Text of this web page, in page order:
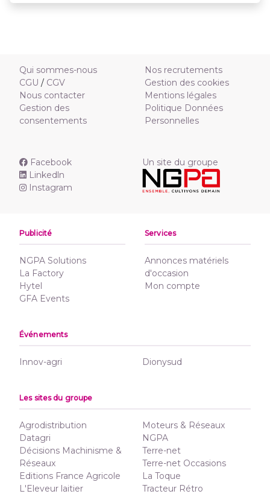
Qui sommes-nous
CGU / CGV
Nous contacter
Gestion des
consentements
Nos recrutements
Gestion des cookies
Mentions légales
Politique Données
Personnelles
Facebook
Linkedln
Instagram
Un site du groupe
Publicité
NGPA Solutions
La Factory
Hytel
GFA Events
Services
Annonces matériels
d'occasion
Mon compte
Événements
Innov-agri Dionysud
Les sites du groupe
Agrodistribution
Datagri
Décisions Machinisme &
Réseaux
Editions France Agricole
L'Eleveur laitier
Moteurs & Réseaux
NGPA
Terre-net
Terre-net Occasions
La Toque
Tracteur Rétro